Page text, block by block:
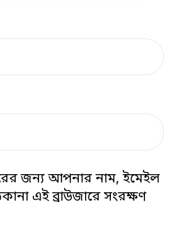
জন্য আপনার নাম, ইমেইল
এই ব্রাউজারে সংরক্ষণ